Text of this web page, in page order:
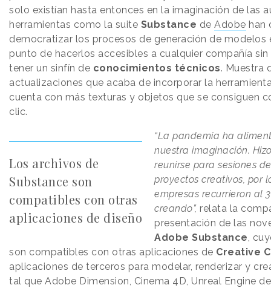
solo existían hasta entonces en la imaginación de las
herramientas como la suite Substance de Adobe han
democratizar los procesos de generación de modelos
punto de hacerlos accesibles a cualquier compañía
tener un sinfín de conocimientos técnicos. Muestra
actualizaciones que acaba de incorporar la
cuenta con más texturas y objetos que se consiguen
clic.
Los archivos de
Substance son
compatibles con otras
aplicaciones de diseño
“La pandemia ha
nuestra imaginación.
reunirse para sesiones
proyectos creativos, por
empresas recurrieron al
creando”, relata la
presentación de las
Adobe Substance,
son compatibles con otras aplicaciones de Creative
aplicaciones de terceros para modelar, renderizar y
tal que Adobe Dimension, Cinema 4D, Unreal Engine